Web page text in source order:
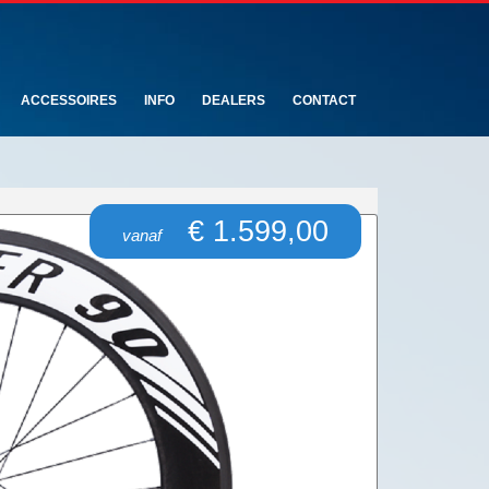
ACCESSOIRES INFO DEALERS CONTACT
vanaf€ 1.599,00